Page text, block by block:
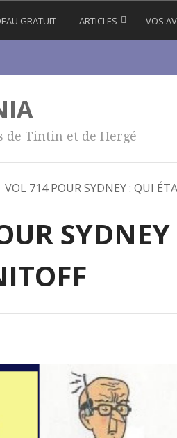
GRATUIT ARTICLES VOS
de Tintin et de Hergé
VOL 714 POUR SYDNEY : QUI